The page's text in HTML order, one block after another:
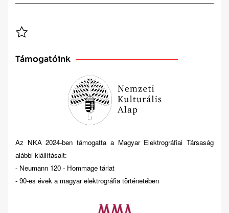
Támogatóink
Az NKA 2024-ben támogatta a Magyar Elektrográfiai Társaság
alábbi kiállításait:
- Neumann 120 - Hommage tárlat
- 90-es évek a magyar elektrográfia történetében